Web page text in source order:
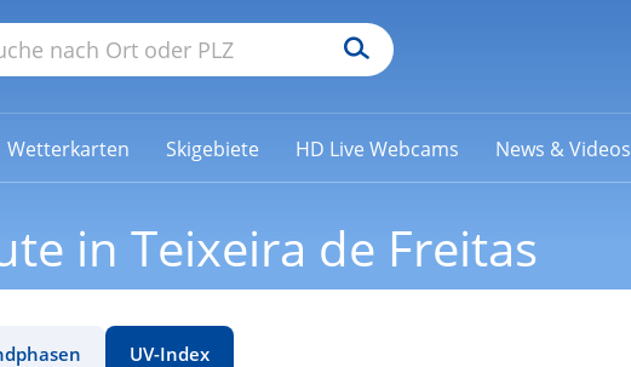
Wetterkarten Skigebiete HD Live Webcams News & Videos
in Teixeira de Freitas
UV-Index